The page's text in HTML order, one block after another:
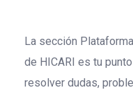
La sección
de HICARI es tu
resolver dudas,